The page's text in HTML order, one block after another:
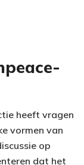
heeft vragen
vormen van
op
dat het